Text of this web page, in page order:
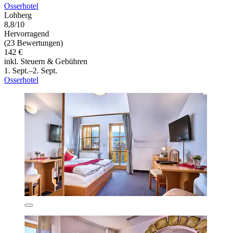
Osserhotel
Lohberg
8,8/10
Hervorragend
(23 Bewertungen)
142 €
inkl. Steuern & Gebühren
1. Sept.–2. Sept.
Osserhotel